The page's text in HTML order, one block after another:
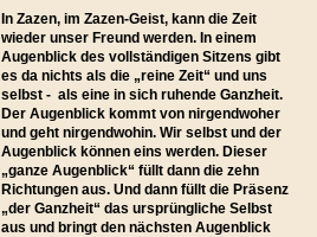
In Zazen, im Zazen-Geist, kann die Zeit
wieder unser Freund werden. In einem
Augenblick des vollständigen Sitzens gibt
es da nichts als die „reine Zeit“ und uns
selbst - als eine in sich ruhende Ganzheit.
Der Augenblick kommt von nirgendwoher
und geht nirgendwohin. Wir selbst und der
Augenblick können eins werden. Dieser
„ganze Augenblick“ füllt dann die zehn
Richtungen aus. Und dann füllt die Präsenz
„der Ganzheit“ das ursprüngliche Selbst
aus und bringt den nächsten Augenblick